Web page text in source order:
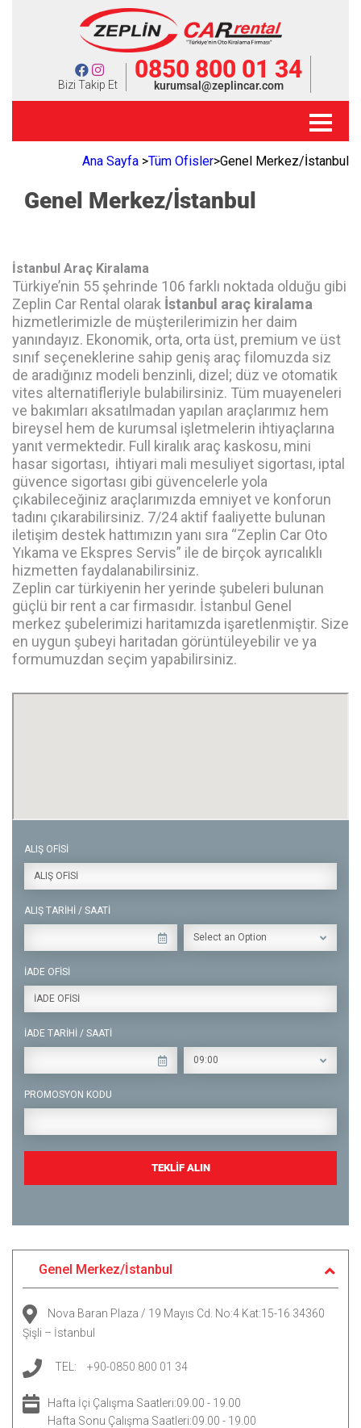
Bizi Takip Et
0850 800 01 34
kurumsal@zeplincar.com
Ana Sayfa >Tüm Ofisler>Genel Merkez/İstanbul
Genel Merkez/İstanbul
İstanbul Araç Kiralama
Türkiye’nin 55 şehrinde 106 farklı noktada olduğu gibi
Zeplin Car Rental olarak İstanbul araç kiralama
hizmetlerimizle de müşterilerimizin her daim
yanındayız. Ekonomik, orta, orta üst, premium ve üst
sınıf seçeneklerine sahip geniş araç filomuzda siz
de aradığınız modeli benzinli, dizel; düz ve otomatik
vites alternatifleriyle bulabilirsiniz. Tüm muayeneleri
ve bakımları aksatılmadan yapılan araçlarımız hem
bireysel hem de kurumsal işletmelerin ihtiyaçlarına
yanıt vermektedir. Full kiralık araç kaskosu, mini
hasar sigortası, ihtiyari mali mesuliyet sigortası, iptal
güvence sigortası gibi güvencelerle yola
çıkabileceğiniz araçlarımızda emniyet ve konforun
tadını çıkarabilirsiniz. 7/24 aktif faaliyette bulunan
iletişim destek hattımızın yanı sıra “Zeplin Car Oto
Yıkama ve Ekspres Servis” ile de birçok ayrıcalıklı
hizmetten faydalanabilirsiniz.
Zeplin car türkiyenin her yerinde şubeleri bulunan
güçlü bir rent a car firmasıdır. İstanbul Genel
merkez şubelerimizi haritamızda işaretlenmiştir. Size
en uygun şubeyi haritadan görüntüleyebilir ve ya
formumuzdan seçim yapabilirsiniz.
ALIŞ OFİSİ
ALIŞ OFİSİ
ALIŞ TARİHİ / SAATİ
Select an Option
İADE OFİSİ
İADE OFİSİ
İADE TARİHİ / SAATİ
09:00
PROMOSYON KODU
TEKLİF ALIN
Genel Merkez/İstanbul
Nova Baran Plaza / 19 Mayıs Cd. No:4 Kat:15-16 34360
Şişli – İstanbul
TEL: +90-0850 800 01 34
Hafta İçi Çalışma Saatleri:09.00 - 19.00
Hafta Sonu Çalışma Saatleri:09.00 - 19.00